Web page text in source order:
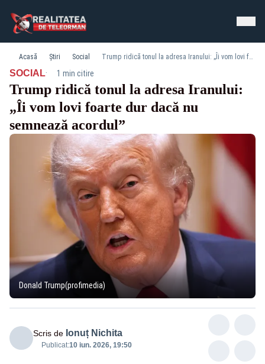
Acasă Știri Social Trump ridică tonul la adresa Iranului: „Îi vom lovi foarte dur dacă nu semnează acordul”
SOCIAL· 1 min citire
Trump ridică tonul la adresa Iranului:
„Îi vom lovi foarte dur dacă nu
semnează acordul”
Donald Trump(profimedia)
Scris de Ionuț Nichita
Publicat:10 iun. 2026, 19:50